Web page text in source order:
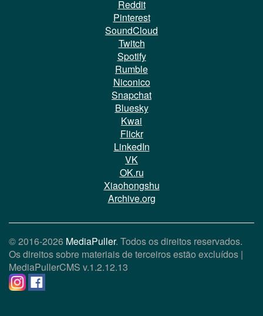
Reddit
Pinterest
SoundCloud
Twitch
Spotify
Rumble
Niconico
Snapchat
Bluesky
Kwai
Flickr
LinkedIn
VK
OK.ru
Xiaohongshu
Archive.org
© 2016-2026 MediaPuller. Todos os direitos reservados.
Os direitos sobre materiais de terceiros estão excluídos |
MediaPullerCMS v.1.2.12.13